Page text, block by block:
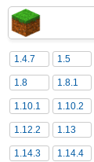
1.4.7 1.5
1.8 1.8.1
1.10.1 1.10.2
1.12.2 1.13
1.14.3 1.14.4